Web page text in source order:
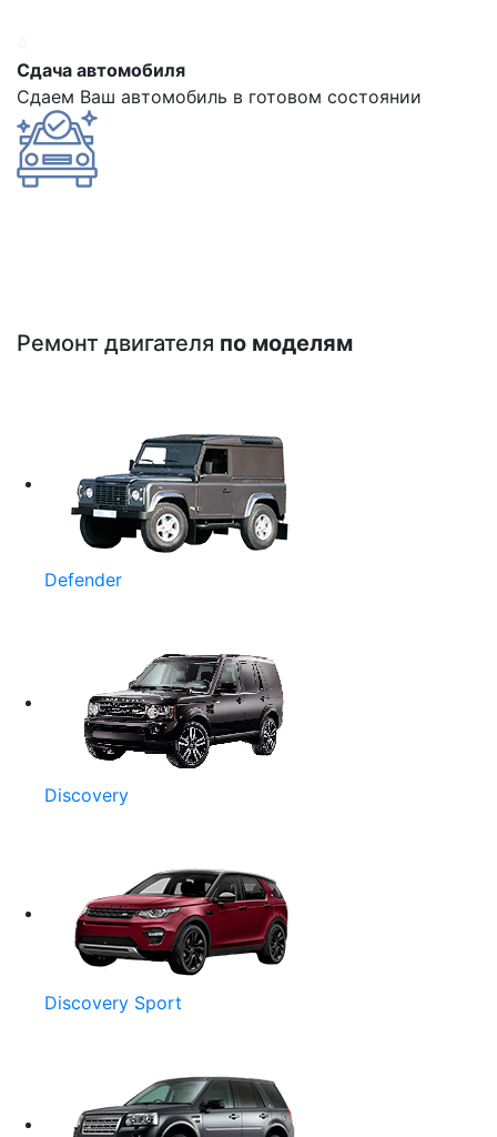
Сдача автомобиля
Сдаем Ваш автомобиль в готовом состоянии
Ремонт двигателя по моделям
Defender
Discovery
Discovery Sport